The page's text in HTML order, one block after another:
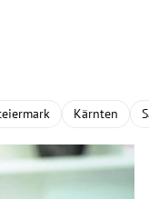
Kärnten